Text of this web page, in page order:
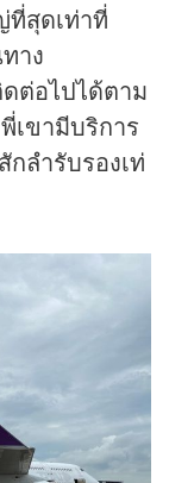
สุดเท่าที่
าง
ดต่อไปได้ตาม
เขามีบริการ
ลำรับรองเท่